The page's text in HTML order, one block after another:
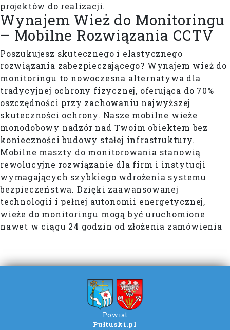
projektów do realizacji.
Wynajem Wież do Monitoringu
– Mobilne Rozwiązania CCTV
Poszukujesz skutecznego i elastycznego
rozwiązania zabezpieczającego? Wynajem wież do
monitoringu to nowoczesna alternatywa dla
tradycyjnej ochrony fizycznej, oferująca do 70%
oszczędności przy zachowaniu najwyższej
skuteczności ochrony. Nasze mobilne wieże
monodobowy nadzór nad Twoim obiektem bez
konieczności budowy stałej infrastruktury.
Mobilne maszty do monitorowania stanowią
rewolucyjne rozwiązanie dla firm i instytucji
wymagających szybkiego wdrożenia systemu
bezpieczeństwa. Dzięki zaawansowanej
technologii i pełnej autonomii energetycznej,
wieże do monitoringu mogą być uruchomione
nawet w ciągu 24 godzin od złożenia zamówienia
Powiat
Pułtuski.pl